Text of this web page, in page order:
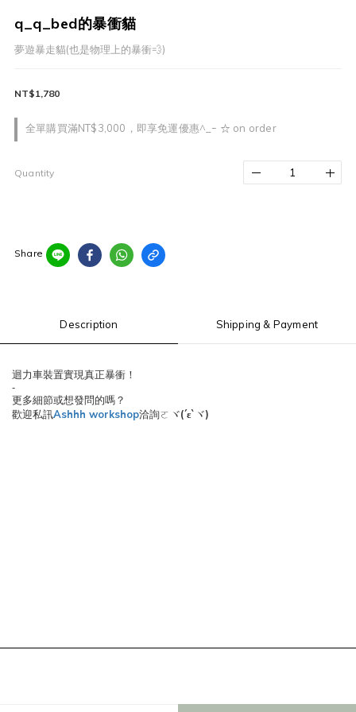
q_q_bed的暴衝貓
夢遊暴走貓(也是物理上的暴衝💨)
全單購買滿NT$3,000，即享免運優惠^_ｰ ☆ on order
NT$1,780
Quantity
Share
Description Shipping & Payment
迴力車裝置實現真正暴衝！
-
更多細節或想發問的嗎？
歡迎私訊Ashhh workshop洽詢ㄛヾ(´ε` ヾ)